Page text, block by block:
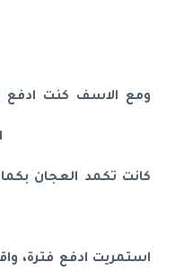
ومع الاسف كنت ادفع
كانت تكمد العجان
استمريت ادفع فترة،